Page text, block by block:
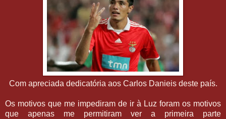
Com apreciada dedicatória aos Carlos Danieis deste país.
Os motivos que me impediram de ir à Luz foram os motivos
que apenas me permitiram ver a primeira parte